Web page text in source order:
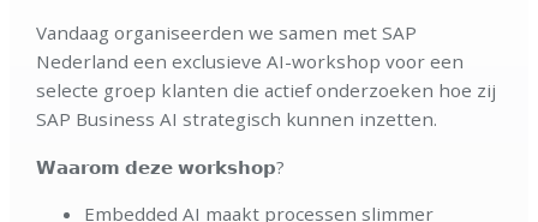
Vandaag organiseerden we samen met SAP
Nederland een exclusieve AI-workshop voor een
selecte groep klanten die actief onderzoeken hoe zij
SAP Business AI strategisch kunnen inzetten.
𝗪𝗮𝗮𝗿𝗼𝗺 𝗱𝗲𝘇𝗲 𝘄𝗼𝗿𝗸𝘀𝗵𝗼𝗽?
Embedded AI maakt processen slimmer